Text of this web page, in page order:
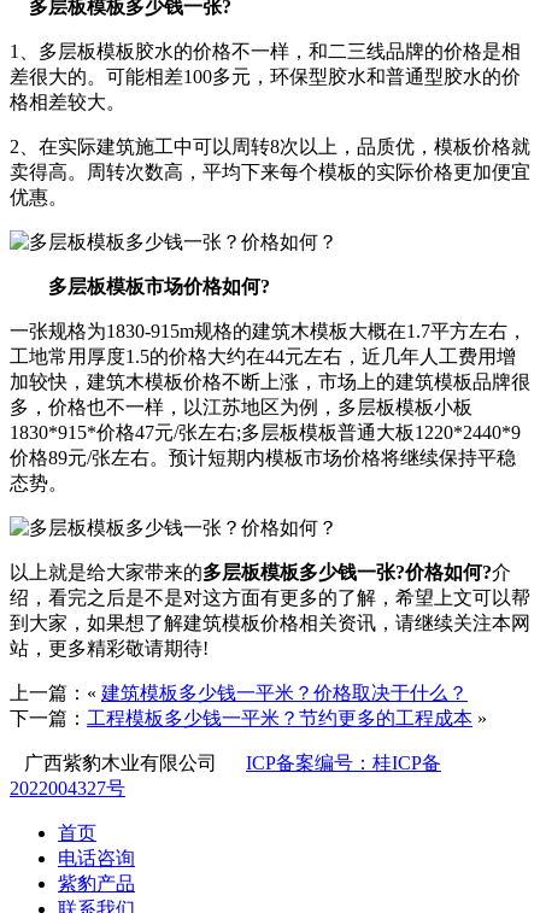
多层板模板多少钱一张?
1、多层板模板胶水的价格不一样，和二三线品牌的价格是相
差很大的。可能相差100多元，环保型胶水和普通型胶水的价
格相差较大。
2、在实际建筑施工中可以周转8次以上，品质优，模板价格就
卖得高。周转次数高，平均下来每个模板的实际价格更加便宜
优惠。
多层板模板市场价格如何?
一张规格为1830-915m规格的建筑木模板大概在1.7平方左右，
工地常用厚度1.5的价格大约在44元左右，近几年人工费用增
加较快，建筑木模板价格不断上涨，市场上的建筑模板品牌很
多，价格也不一样，以江苏地区为例，多层板模板小板
1830*915*价格47元/张左右;多层板模板普通大板1220*2440*9
价格89元/张左右。预计短期内模板市场价格将继续保持平稳
态势。
以上就是给大家带来的多层板模板多少钱一张?价格如何?介
绍，看完之后是不是对这方面有更多的了解，希望上文可以帮
到大家，如果想了解建筑模板价格相关资讯，请继续关注本网
站，更多精彩敬请期待!
上一篇：« 建筑模板多少钱一平米？价格取决于什么？
下一篇： 工程模板多少钱一平米？节约更多的工程成本 »
广西紫豹木业有限公司 ICP备案编号：桂ICP备
2022004327号
首页
电话咨询
紫豹产品